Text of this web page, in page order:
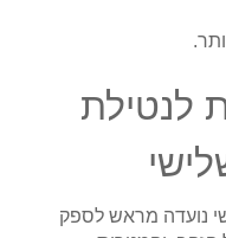
לנטילת
נועדה מראש לספק